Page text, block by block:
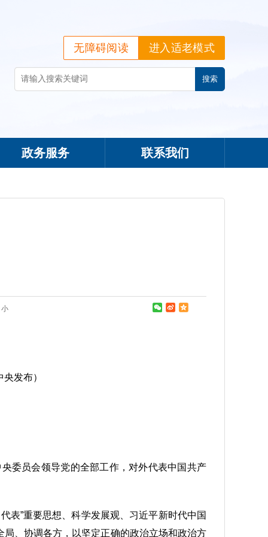
进入适老模式
无障碍阅读
政务服务 联系我们
小
发布）
委员会领导党的全部工作，对外代表中国共产
表”重要思想、科学发展观、习近平新时代中国
局、协调各方，以坚定正确的政治立场和政治方